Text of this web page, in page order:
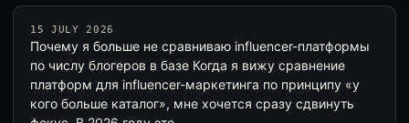
15 JULY 2026
Почему я больше не сравниваю influencer-платформы
по числу блогеров в базе Когда я вижу сравнение
платформ для influencer-маркетинга по принципу «у
кого больше каталог», мне хочется сразу сдвинуть